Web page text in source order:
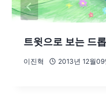
트윗으로 보는 드
이진혁 2013년 12월09